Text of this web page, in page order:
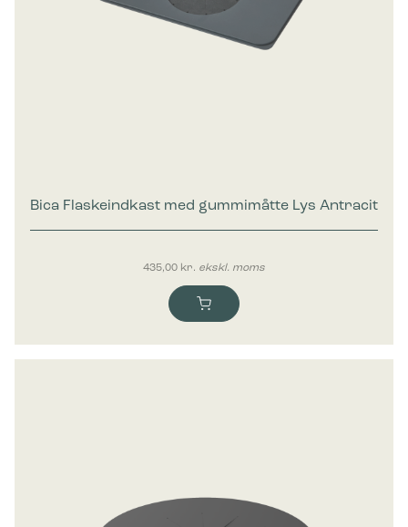
Bica Flaskeindkast med gummimåtte Lys Antracit
435,00 kr. ekskl. moms